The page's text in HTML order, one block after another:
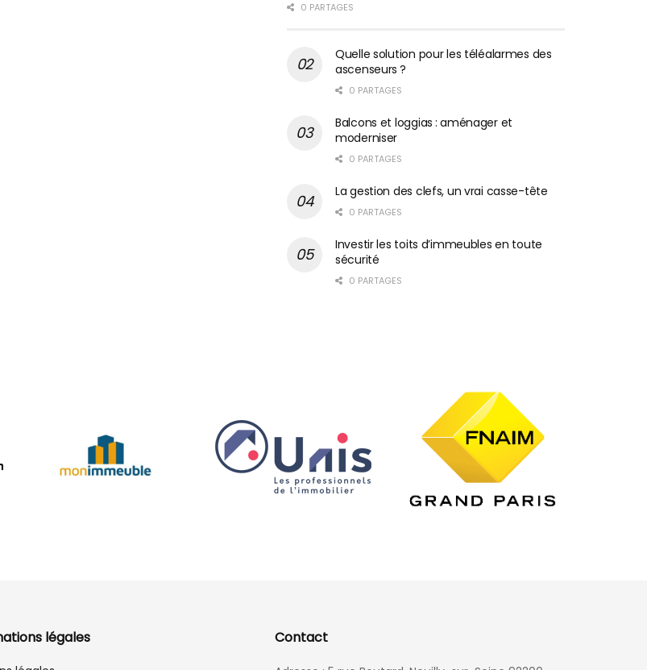
0 PARTAGES
Quelle solution pour les téléalarmes des
ascenseurs ?
0 PARTAGES
Balcons et loggias : aménager et
moderniser
0 PARTAGES
La gestion des clefs, un vrai casse-tête
0 PARTAGES
Investir les toits d’immeubles en toute
sécurité
0 PARTAGES
légales Contact